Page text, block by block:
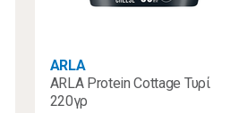
ARLA
ARLA Protein Cottage Τυρί
220γρ